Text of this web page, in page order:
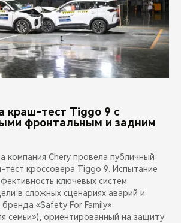
краш-тест Tiggo 9 с
фронтальным и задним
компания Chery провела публичный
тест кроссовера Tiggo 9. Испытание
ключевых систем
в сложных сценариях аварий и
«Safety For Family»
семьи»), ориентированный на защиту